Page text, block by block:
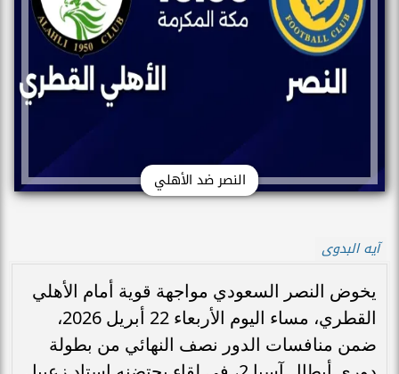
النصر ضد الأهلي
آيه البدوى
يخوض النصر السعودي مواجهة قوية أمام الأهلي
القطري، مساء اليوم الأربعاء 22 أبريل 2026،
ضمن منافسات الدور نصف النهائي من بطولة